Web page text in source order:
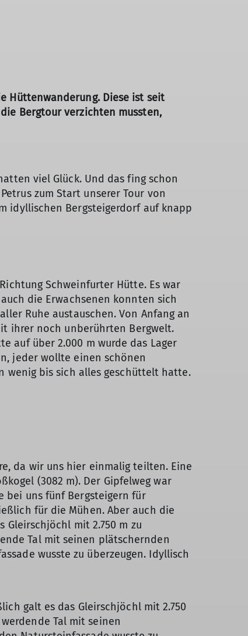
Hüttenwanderung. Diese ist seit
Bergtour verzichten mussten,
viel Glück. Und das fing schon
zum Start unserer Tour von
idyllischen Bergsteigerdorf auf knapp
Schweinfurter Hütte. Es war
die Erwachsenen konnten sich
Ruhe austauschen. Von Anfang an
ihrer noch unberührten Bergwelt.
auf über 2.000 m wurde das Lager
jeder wollte einen schönen
wenig bis sich alles geschüttelt hatte.
da wir uns hier einmalig teilten. Eine
(3082 m). Der Gipfelweg war
bei uns fünf Bergsteigern für
für die Mühen. Aber auch die
mit 2.750 m zu
Tal mit seinen plätschernden
wusste zu überzeugen. Idyllisch
galt es das Gleirschjöchl mit 2.750
Tal mit seinen